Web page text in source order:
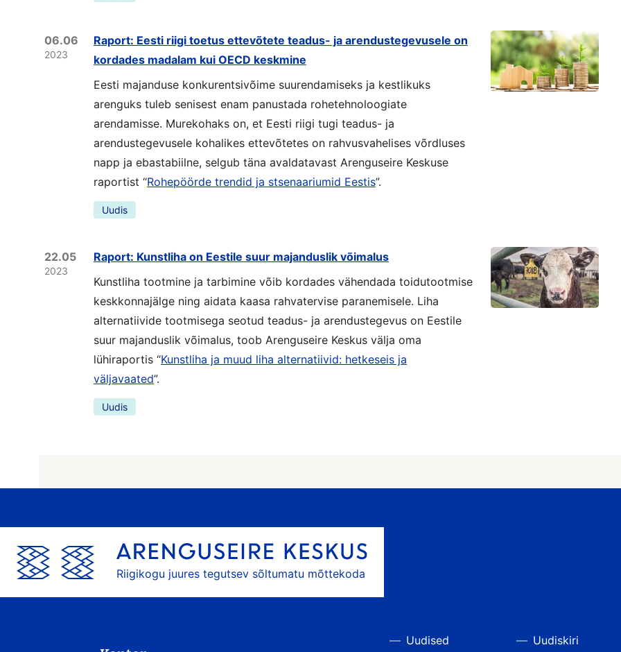
06.06
2023
Raport: Eesti riigi toetus ettevõtete teadus- ja arendustegevusele on
kordades madalam kui OECD keskmine
Eesti majanduse konkurentsivõime suurendamiseks ja kestlikuks
arenguks tuleb senisest enam panustada rohetehnoloogiate
arendamisse. Murekohaks on, et Eesti riigi tugi teadus- ja
arendustegevusele kohalikes ettevõtetes on rahvusvahelises võrdluses
napp ja ebastabiilne, selgub täna avaldatavast Arenguseire Keskuse
raportist “Rohepöörde trendid ja stsenaariumid Eestis”.
Uudis
22.05
2023
Raport: Kunstliha on Eestile suur majanduslik võimalus
Kunstliha tootmine ja tarbimine võib kordades vähendada toidutootmise
keskkonnajälge ning aidata kaasa rahvatervise paranemisele. Liha
alternatiivide tootmisega seotud teadus- ja arendustegevus on Eestile
suur majanduslik võimalus, toob Arenguseire Keskus välja oma
lühiraportis “Kunstliha ja muud liha alternatiivid: hetkeseis ja
väljavaated”.
Uudis
Riigikogu juures tegutsev sõltumatu mõttekoda
Uudised Uudiskiri